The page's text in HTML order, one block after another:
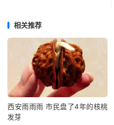
相关推荐
西安雨雨雨 市民盘了4年的核桃
发芽